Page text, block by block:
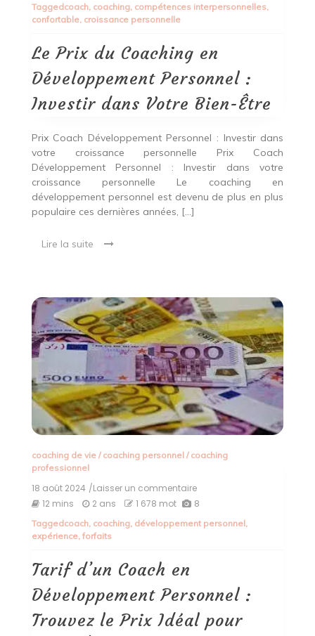
du
Personnel
Investir
dans
Votre
Être
Taggedcoach, coaching, compétences interpersonnelles,
confortable, croissance personnelle
Le Prix du Coaching en
Développement Personnel :
Investir dans Votre Bien-Être
Prix Coach Développement Personnel : Investir dans
votre croissance personnelle Prix Coach
Développement Personnel : Investir dans votre
croissance personnelle Le coaching en
développement personnel est devenu de plus en plus
populaire ces dernières années, […]
Lire la suite
coaching de vie/ coaching personnel / coaching
professionnel
18 août 2024 /Laisser un commentaireon
Tarif
Coach
le
Prix
Idéal
12 mins 2 ans 1 678 mot 8
Taggedcoach, coaching, développement personnel,
expérience, forfaits
Tarif d’un Coach en
Développement Personnel :
Trouvez le Prix Idéal pour